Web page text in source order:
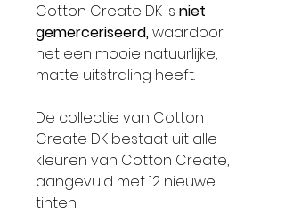
Cotton Create DK is niet
gemerceriseerd,waardoor
het een mooie natuurlijke,
matte uitstraling heeft.
De collectie van Cotton
Create DK bestaat uit alle
kleuren van Cotton Create,
aangevuld met 12 nieuwe
tinten.